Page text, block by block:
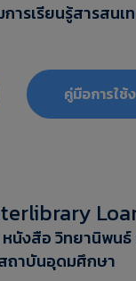
รเรียนรู้สารสนเ
คู่มือการใช้
นังสือ วิทยานิพน
ถาบันอุดมศึกษา